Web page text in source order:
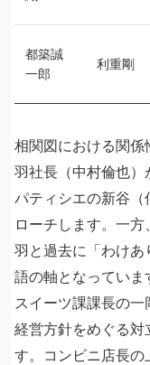
都築誠
一郎
利重剛
相関図における関
羽社長（中村倫也）
パティシエの新谷
ローチします。一
羽と過去に「わけ
語の軸となっていま
スイーツ課課長の
経営方針をめぐる
す。コンビニ店長